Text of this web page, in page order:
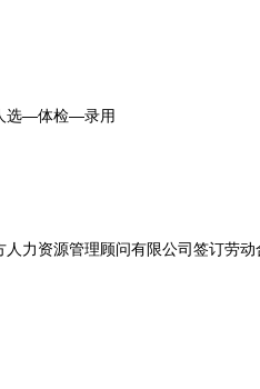
—体检—录用
资源管理顾问有限公司签订劳动